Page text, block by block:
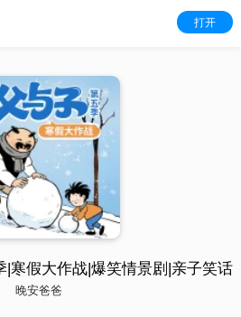
打开
|寒假大作战|爆笑情景剧|亲子笑话
晚安爸爸